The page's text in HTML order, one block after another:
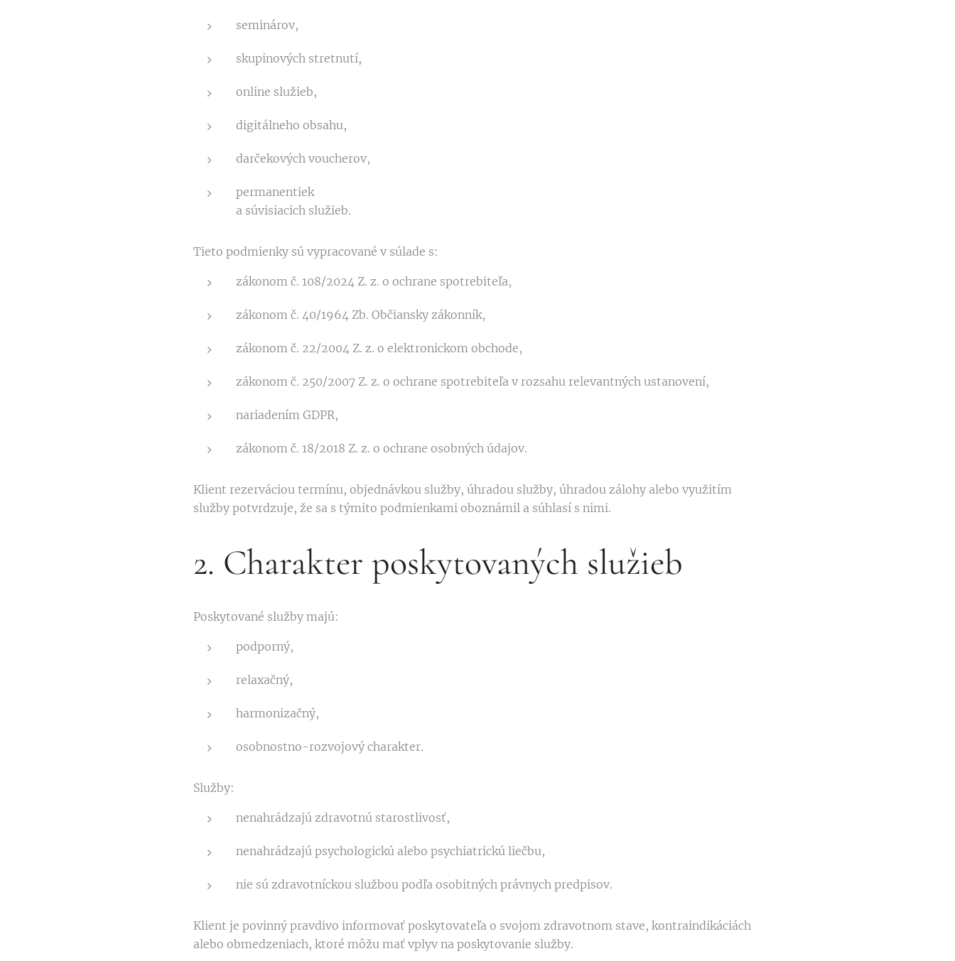
seminárov,
skupinových stretnutí,
online služieb,
digitálneho obsahu,
darčekových voucherov,
permanentiek
a súvisiacich služieb.
Tieto podmienky sú vypracované v súlade s:
zákonom č. 108/2024 Z. z. o ochrane spotrebiteľa,
zákonom č. 40/1964 Zb. Občiansky zákonník,
zákonom č. 22/2004 Z. z. o elektronickom obchode,
zákonom č. 250/2007 Z. z. o ochrane spotrebiteľa v rozsahu relevantných ustanovení,
nariadením GDPR,
zákonom č. 18/2018 Z. z. o ochrane osobných údajov.
Klient rezerváciou termínu, objednávkou služby, úhradou služby, úhradou zálohy alebo využitím
služby potvrdzuje, že sa s týmito podmienkami oboznámil a súhlasí s nimi.
2. Charakter poskytovaných služieb
Poskytované služby majú:
podporný,
relaxačný,
harmonizačný,
osobnostno-rozvojový charakter.
Služby:
nenahrádzajú zdravotnú starostlivosť,
nenahrádzajú psychologickú alebo psychiatrickú liečbu,
nie sú zdravotníckou službou podľa osobitných právnych predpisov.
Klient je povinný pravdivo informovať poskytovateľa o svojom zdravotnom stave, kontraindikáciách
alebo obmedzeniach, ktoré môžu mať vplyv na poskytovanie služby.